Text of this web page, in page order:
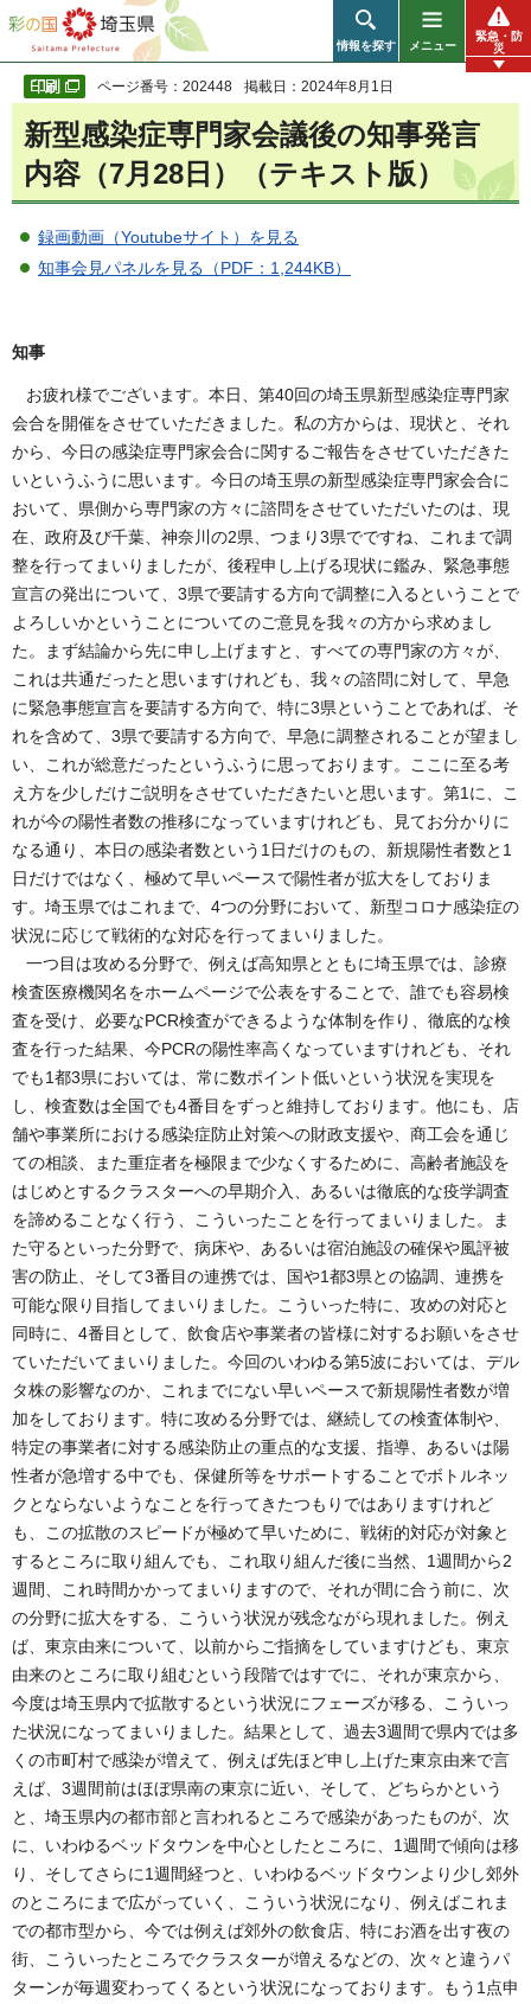
彩の国 埼玉県
情報を探す メニュー
緊急・防
災
ページ番号：202448 掲載日：2024年8月1日
新型感染症専門家会議後の知事発言
内容（7月28日）（テキスト版）
録画動画（Youtubeサイト）を見る
知事会見パネルを見る（PDF：1,244KB）
知事
お疲れ様でございます。本日、第40回の埼玉県新型感染症専門家
会合を開催をさせていただきました。私の方からは、現状と、それ
から、今日の感染症専門家会合に関するご報告をさせていただきた
いというふうに思います。今日の埼玉県の新型感染症専門家会合に
おいて、県側から専門家の方々に諮問をさせていただいたのは、現
在、政府及び千葉、神奈川の2県、つまり3県でですね、これまで調
整を行ってまいりましたが、後程申し上げる現状に鑑み、緊急事態
宣言の発出について、3県で要請する方向で調整に入るということで
よろしいかということについてのご意見を我々の方から求めまし
た。まず結論から先に申し上げますと、すべての専門家の方々が、
これは共通だったと思いますけれども、我々の諮問に対して、早急
に緊急事態宣言を要請する方向で、特に3県ということであれば、そ
れを含めて、3県で要請する方向で、早急に調整されることが望まし
い、これが総意だったというふうに思っております。ここに至る考
え方を少しだけご説明をさせていただきたいと思います。第1に、こ
れが今の陽性者数の推移になっていますけれども、見てお分かりに
なる通り、本日の感染者数という1日だけのもの、新規陽性者数と1
日だけではなく、極めて早いペースで陽性者が拡大をしておりま
す。埼玉県ではこれまで、4つの分野において、新型コロナ感染症の
状況に応じて戦術的な対応を行ってまいりました。
一つ目は攻める分野で、例えば高知県とともに埼玉県では、診療
検査医療機関名をホームページで公表をすることで、誰でも容易検
査を受け、必要なPCR検査ができるような体制を作り、徹底的な検
査を行った結果、今PCRの陽性率高くなっていますけれども、それ
でも1都3県においては、常に数ポイント低いという状況を実現を
し、検査数は全国でも4番目をずっと維持しております。他にも、店
舗や事業所における感染症防止対策への財政支援や、商工会を通じ
ての相談、また重症者を極限まで少なくするために、高齢者施設を
はじめとするクラスターへの早期介入、あるいは徹底的な疫学調査
を諦めることなく行う、こういったことを行ってまいりました。ま
た守るといった分野で、病床や、あるいは宿泊施設の確保や風評被
害の防止、そして3番目の連携では、国や1都3県との協調、連携を
可能な限り目指してまいりました。こういった特に、攻めの対応と
同時に、4番目として、飲食店や事業者の皆様に対するお願いをさせ
ていただいてまいりました。今回のいわゆる第5波においては、デル
タ株の影響なのか、これまでにない早いペースで新規陽性者数が増
加をしております。特に攻める分野では、継続しての検査体制や、
特定の事業者に対する感染防止の重点的な支援、指導、あるいは陽
性者が急増する中でも、保健所等をサポートすることでボトルネッ
クとならないようなことを行ってきたつもりではありますけれど
も、この拡散のスピードが極めて早いために、戦術的対応が対象と
するところに取り組んでも、これ取り組んだ後に当然、1週間から2
週間、これ時間かかってまいりますので、それが間に合う前に、次
の分野に拡大をする、こういう状況が残念ながら現れました。例え
ば、東京由来について、以前からご指摘をしていますけども、東京
由来のところに取り組むという段階ではすでに、それが東京から、
今度は埼玉県内で拡散するという状況にフェーズが移る、こういっ
た状況になってまいりました。結果として、過去3週間で県内では多
くの市町村で感染が増えて、例えば先ほど申し上げた東京由来で言
えば、3週間前はほぼ県南の東京に近い、そして、どちらかという
と、埼玉県内の都市部と言われるところで感染があったものが、次
に、いわゆるベッドタウンを中心としたところに、1週間で傾向は移
り、そしてさらに1週間経つと、いわゆるベッドタウンより少し郊外
のところにまで広がっていく、こういう状況になり、例えばこれま
での都市型から、今では例えば郊外の飲食店、特にお酒を出す夜の
街、こういったところでクラスターが増えるなどの、次々と違うパ
ターンが毎週変わってくるという状況になっております。もう1点申